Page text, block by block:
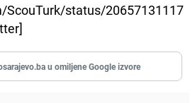
status/20657131117
u omiljene Google izvore